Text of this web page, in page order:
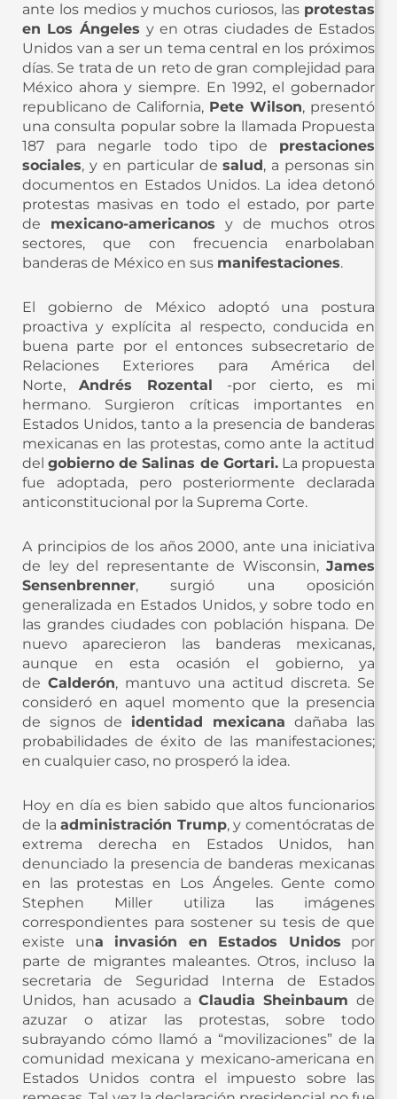
ante los medios y muchos curiosos, las protestas
en Los Ángeles y en otras ciudades de Estados
Unidos van a ser un tema central en los próximos
días. Se trata de un reto de gran complejidad para
México ahora y siempre. En 1992, el gobernador
republicano de California, Pete Wilson, presentó
una consulta popular sobre la llamada Propuesta
187 para negarle todo tipo de prestaciones
sociales, y en particular desalud , a personas sin
documentos en Estados Unidos. La idea detonó
protestas masivas en todo el estado, por parte
de mexicano-americanosy de muchos otros
sectores, que con frecuencia enarbolaban
banderas de México en sus manifestaciones.
El gobierno de México adoptó una postura
proactiva y explícita al respecto, conducida en
buena parte por el entonces subsecretario de
Relaciones Exteriores para América del
Norte,Andrés Rozental -por cierto, es mi
hermano. Surgieron críticas importantes en
Estados Unidos, tanto a la presencia de banderas
mexicanas en las protestas, como ante la actitud
delgobierno de Salinas de Gortari.La propuesta
fue adoptada, pero posteriormente declarada
anticonstitucional por la Suprema Corte.
A principios de los años 2000, ante una iniciativa
de ley del representante de Wisconsin, James
Sensenbrenner, surgió una oposición
generalizada en Estados Unidos, y sobre todo en
las grandes ciudades con población hispana. De
nuevo aparecieron las banderas mexicanas,
aunque en esta ocasión el gobierno, ya
de Calderón, mantuvo una actitud discreta. Se
consideró en aquel momento que la presencia
de signos de identidad mexicanadañaba las
probabilidades de éxito de las manifestaciones;
en cualquier caso, no prosperó la idea.
Hoy en día es bien sabido que altos funcionarios
de la administración Trump, y comentócratas de
extrema derecha en Estados Unidos, han
denunciado la presencia de banderas mexicanas
en las protestas en Los Ángeles. Gente como
Stephen Miller utiliza las imágenes
correspondientes para sostener su tesis de que
existe una invasión en Estados Unidos por
parte de migrantes maleantes. Otros, incluso la
secretaria de Seguridad Interna de Estados
Unidos, han acusado a Claudia Sheinbaum de
azuzar o atizar las protestas, sobre todo
subrayando cómo llamó a “movilizaciones” de la
comunidad mexicana y mexicano-americana en
Estados Unidos contra el impuesto sobre las